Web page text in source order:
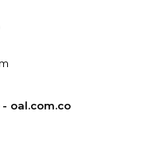
oal.com.co